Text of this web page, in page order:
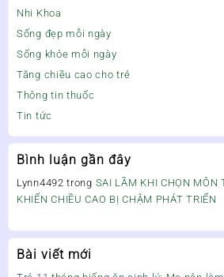
Nhi Khoa
Sống đẹp mỗi ngày
Sống khỏe mỗi ngày
Tăng chiều cao cho trẻ
Thông tin thuốc
Tin tức
Bình luận gần đây
Lynn4492 trong SAI LẦM KHI CHỌN MÔN
KHIẾN CHIỀU CAO BỊ CHẬM PHÁT TRIỂN
Bài viết mới